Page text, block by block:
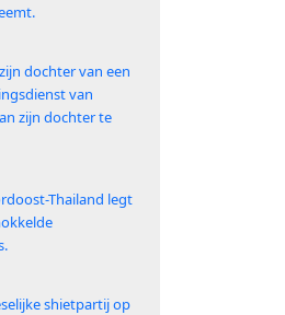
dochter van een
van
zijn dochter te
Thailand legt
shietpartij op